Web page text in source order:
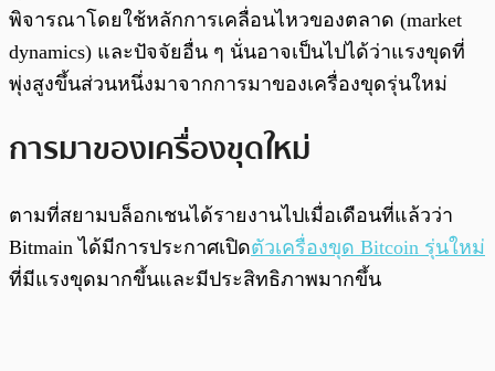
พิจารณาโดยใช้หลักการเคลื่อนไหวของตลาด (market
dynamics) และปัจจัยอื่น ๆ นั่นอาจเป็นไปได้ว่าแรงขุดที่
พุ่งสูงขึ้นส่วนหนึ่งมาจากการมาของเครื่องขุดรุ่นใหม่
การมาของเครื่องขุดใหม่
ตามที่สยามบล็อกเชนได้รายงานไปเมื่อเดือนที่แล้วว่า
Bitmain ได้มีการประกาศเปิดตัวเครื่องขุด Bitcoin รุ่นใหม่
ที่มีแรงขุดมากขึ้นและมีประสิทธิภาพมากขึ้น